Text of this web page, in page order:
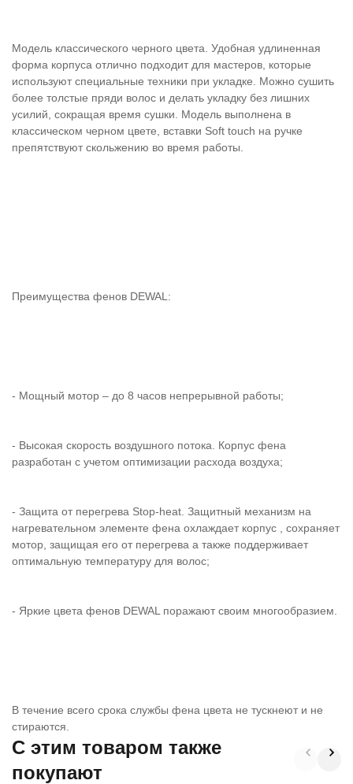
Модель классического черного цвета. Удобная удлиненная
форма корпуса отлично подходит для мастеров, которые
используют специальные техники при укладке. Можно сушить
более толстые пряди волос и делать укладку без лишних
усилий, сокращая время сушки. Модель выполнена в
классическом черном цвете, вставки Soft touch на ручке
препятствуют скольжению во время работы.
Преимущества фенов DEWAL:
- Мощный мотор – до 8 часов непрерывной работы;
- Высокая скорость воздушного потока. Корпус фена
разработан с учетом оптимизации расхода воздуха;
- Защита от перегрева Stop-heat. Защитный механизм на
нагревательном элементе фена охлаждает корпус , сохраняет
мотор, защищая его от перегрева а также поддерживает
оптимальную температуру для волос;
- Яркие цвета фенов DEWAL поражают своим многообразием.
В течение всего срока службы фена цвета не тускнеют и не
стираются.
C этим товаром также
покупают